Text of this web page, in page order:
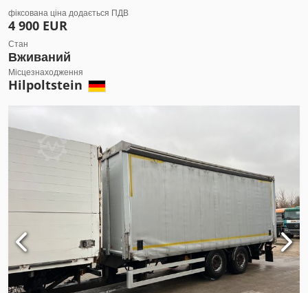
фіксована ціна додається ПДВ
4 900 EUR
Стан
Вживаний
Місцезнаходження
Hilpoltstein